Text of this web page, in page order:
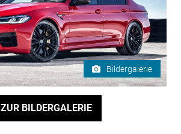
Bildergalerie
ZUR BILDERGALERIE